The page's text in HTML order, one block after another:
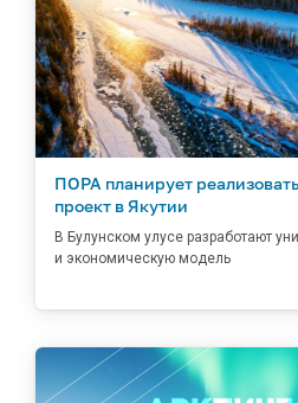
ПОРА планирует
проект в Якутии
В Булунском улусе разработают
и экономическую модель